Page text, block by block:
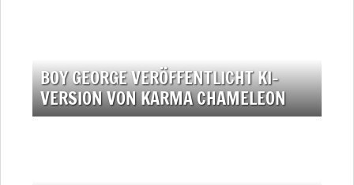
BOY GEORGE VERÖFFENTLICHT KI-
VERSION VON KARMA CHAMELEON